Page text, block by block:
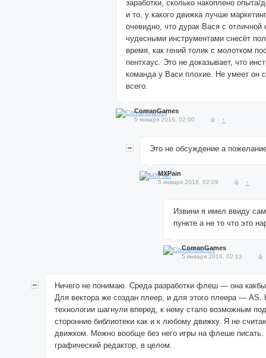
заработки, сколько накоплено опыта/
и то, у какого движка лучше
очевидно, что дурак Вася с отличной
чудесными инструментами снесёт
время, как гений толик с молотком
пентхаус. Это не доказывает, что
команда у Васи плохие. Не умеет он
всего.
ComanGames
5 января 2016, 02:00 ↑
Это не обсуждение а
MXPain
5 января 2016, 02:09 ↑
Извини я имел ввиду
пункте а не то что это
ComanGames
5 января 2016, 02:13
Ничего не понимаю. Среда разработки флеш — она
Для вектора же создан плеер, и для этого плеера — AS.
технологии шагнули вперед, к нему стало возможным
сторонние библиотеки как и к любому движку. Я не
движком. Можно вообще без него игры на флеше
графический редактор, в целом.